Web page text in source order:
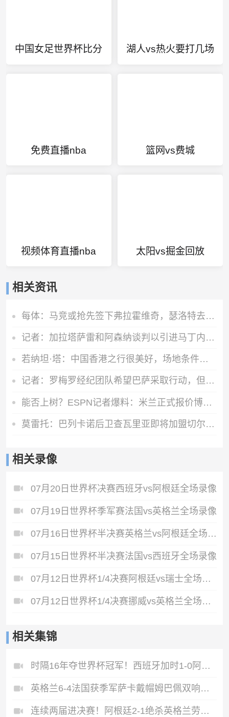
中国女足世界杯比分 湖人vs热火要打几场
免费直播nba 篮网vs费城
视频体育直播nba 太阳vs掘金回放
相关资讯
每体：马竞或抢先签下弗拉霍维奇，瑟洛特去留成关键变量
记者：加拉塔萨雷和阿森纳谈判以引进马丁内利，球员合同明夏到期
若纳坦·塔：中国香港之行很美好，场地条件一般 但我们踢得不错
记者：罗梅罗经纪团队希望巴萨采取行动，但后者首选引进罗德里
能否上树？ESPN记者爆料：米兰正式报价博卡青年中场帕雷德斯
莫雷托：巴列卡诺后卫查瓦里亚即将加盟切尔西，很快就会官方宣布
相关录像
07月20日世界杯决赛西班牙vs阿根廷全场录像
07月19日世界杯季军赛法国vs英格兰全场录像
07月16日世界杯半决赛英格兰vs阿根廷全场录像
07月15日世界杯半决赛法国vs西班牙全场录像
07月12日世界杯1/4决赛阿根廷vs瑞士全场录像
07月12日世界杯1/4决赛挪威vs英格兰全场录像
相关集锦
时隔16年夺世界杯冠军！西班牙加时1-0阿根廷费兰制胜恩佐染红
英格兰6-4法国获季军萨卡戴帽姆巴佩双响创纪录奥利塞2助+失良机
连续两届进决赛！阿根廷2-1绝杀英格兰劳塔罗恩佐破门梅西两助攻